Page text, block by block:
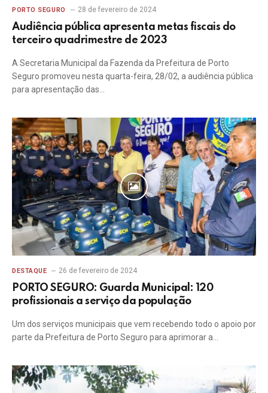
PORTO SEGURO 28 de fevereiro de 2024
Audiência pública apresenta metas fiscais do
terceiro quadrimestre de 2023
A Secretaria Municipal da Fazenda da Prefeitura de Porto
Seguro promoveu nesta quarta-feira, 28/02, a audiência pública
para apresentação das…
DESTAQUE 26 de fevereiro de 2024
PORTO SEGURO: Guarda Municipal: 120
profissionais a serviço da população
Um dos serviços municipais que vem recebendo todo o apoio por
parte da Prefeitura de Porto Seguro para aprimorar a…